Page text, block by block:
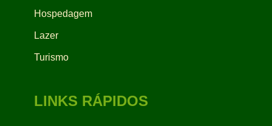
Hospedagem
Lazer
Turismo
LINKS RÁPIDOS